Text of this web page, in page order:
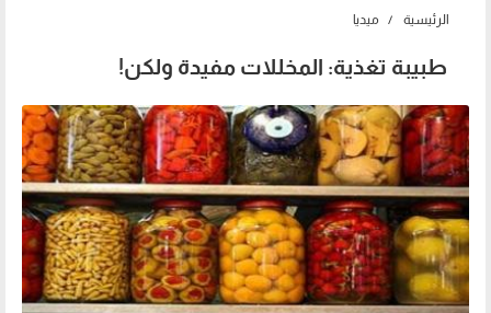
الرئيسية ميديا
طبيبة تغذية: المخللات مفيدة ولكن!